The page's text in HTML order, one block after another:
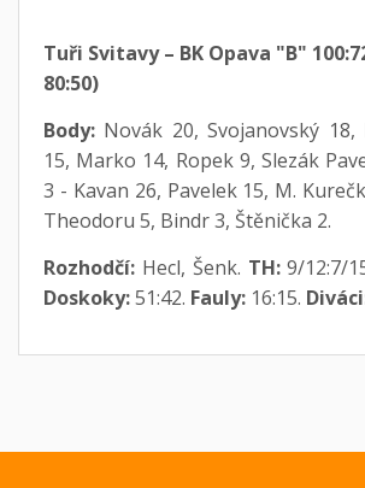
Tuři Svitavy – BK Opava "B"
80:50)
Body:Novák 20, Svojanovský 18,
15, Marko 14, Ropek 9, Slezák
3 - Kavan 26, Pavelek 15, M.
Theodoru 5, Bindr 3, Štěnička 2.
Rozhodčí:Hecl, Šenk. TH:9/12:7/
Doskoky:51:42. Fauly:16:15.